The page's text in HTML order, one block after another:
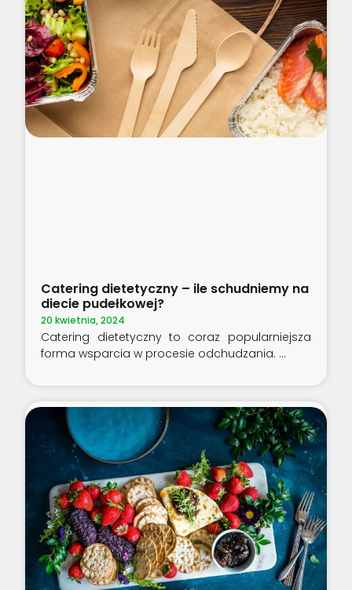
Catering dietetyczny – ile schudniemy na
diecie pudełkowej?
20 kwietnia, 2024
Catering dietetyczny to coraz popularniejsza
forma wsparcia w procesie odchudzania.